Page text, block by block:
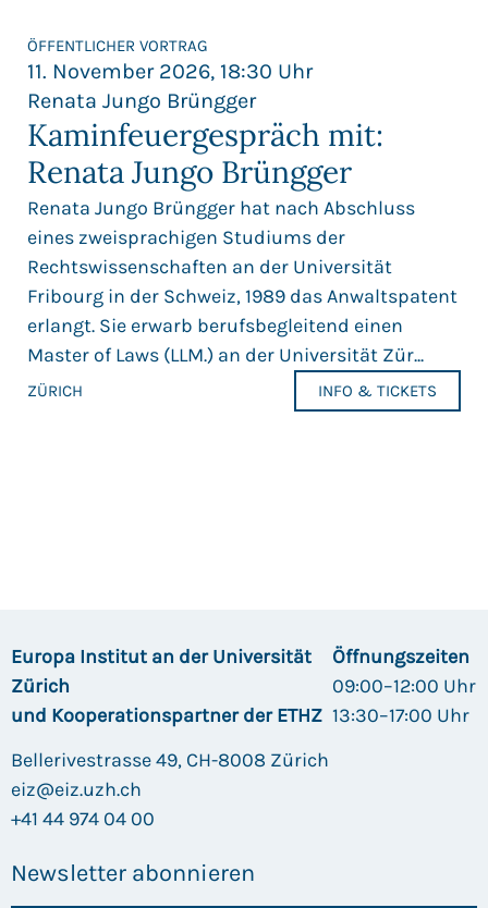
ÖFFENTLICHER VORTRAG
11. November 2026, 18:30 Uhr
Renata Jungo Brüngger
Kaminfeuergespräch mit:
Renata Jungo Brüngger
Renata Jungo Brüngger hat nach Abschluss
eines zweisprachigen Studiums der
Rechtswissenschaften an der Universität
Fribourg in der Schweiz, 1989 das Anwaltspatent
erlangt. Sie erwarb berufsbegleitend einen
Master of Laws (LLM.) an der Universität Zür...
ZÜRICH INFO & TICKETS
Europa Institut an der Universität
Zürich
und Kooperationspartner der ETHZ
Bellerivestrasse 49, CH-8008 Zürich
eiz@eiz.uzh.ch
+41 44 974 04 00
Öffnungszeiten
09:00–12:00 Uhr
13:30–17:00 Uhr
Newsletter abonnieren